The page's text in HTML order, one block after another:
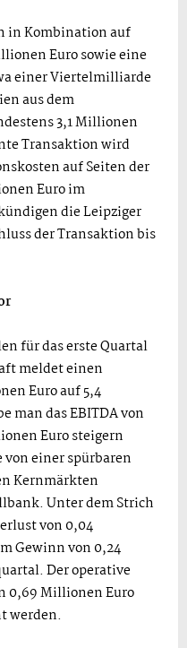
in Kombination auf
Euro sowie eine
einer Viertelmilliarde
aus dem
3,1 Millionen
Transaktion wird
auf Seiten der
Euro im
die Leipziger
der Transaktion bis
für das erste Quartal
meldet einen
Euro auf 5,4
man das EBITDA von
Euro steigern
von einer spürbaren
Kernmärkten
Unter dem Strich
von 0,04
Gewinn von 0,24
Der operative
0,69 Millionen Euro
werden.